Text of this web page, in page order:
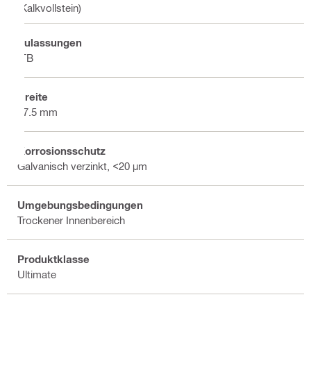
(Kalkvollstein)
Zulassungen
ITB
Breite
17.5 mm
Korrosionsschutz
Galvanisch verzinkt, <20 µm
Umgebungsbedingungen
Trockener Innenbereich
Produktklasse
Ultimate